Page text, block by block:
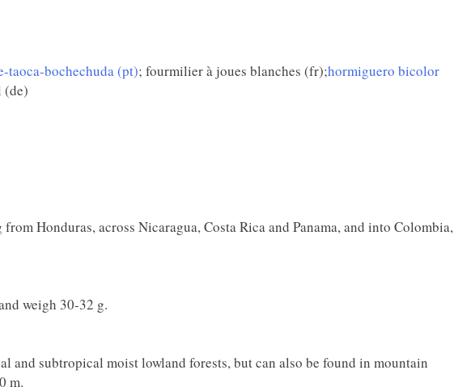
taoca-bochechuda (pt); fourmilier à joues blanches (fr);hormiguero bicolor
(de)
Honduras, across Nicaragua, Costa Rica and Panama, and into Colombia,
weigh 30-32 g.
and subtropical moist lowland forests, but can also be found in mountain
m.